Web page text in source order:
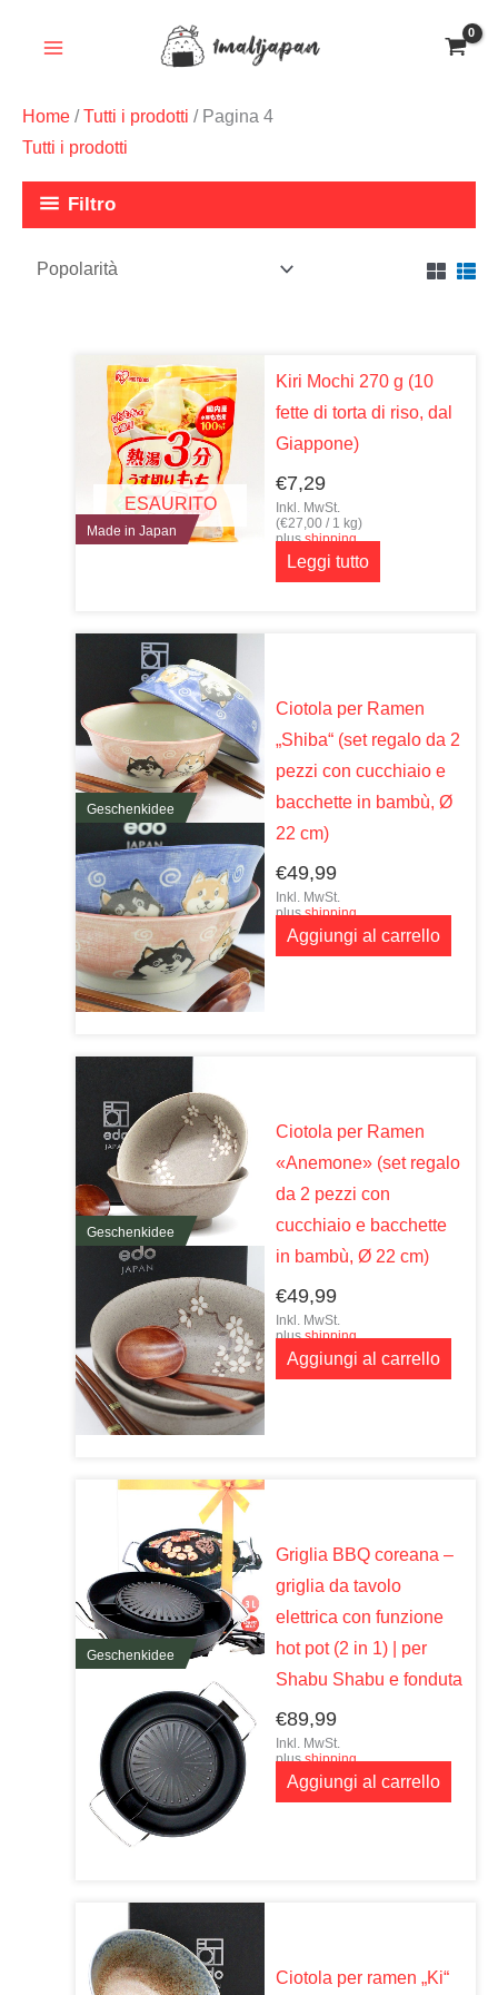
Home /Tutti i prodotti / Pagina 4
Tutti i prodotti
Filtro
Made in Japan
ESAURITO
Kiri Mochi 270 g (10
fette di torta di riso, dal
Giappone)
€7,29
Inkl. MwSt.
(€27,00 / 1 kg)
plusshipping
Leggi tutto
Geschenkidee
Ciotola per Ramen
„Shiba“ (set regalo da 2
pezzi con cucchiaio e
bacchette in bambù, Ø
22 cm)
€49,99
Inkl. MwSt.
plusshipping
Aggiungi al carrello
Geschenkidee
Ciotola per Ramen
«Anemone» (set regalo
da 2 pezzi con
cucchiaio e bacchette
in bambù, Ø 22 cm)
€49,99
Inkl. MwSt.
plusshipping
Aggiungi al carrello
Geschenkidee
Griglia BBQ coreana –
griglia da tavolo
elettrica con funzione
hot pot (2 in 1) | per
Shabu Shabu e fonduta
€89,99
Inkl. MwSt.
plusshipping
Aggiungi al carrello
Ciotola per ramen „Ki“